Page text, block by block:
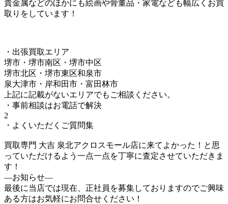
貴金属などのほかにも絵画や骨董品・家電なども幅広くお買
取りをしています！
・出張買取エリア
堺市・堺市南区・堺市中区
堺市北区・堺市東区和泉市
泉大津市・岸和田市・富田林市
上記に記載がないエリアでもご相談ください。
・事前相談はお電話で解決
2
・よくいただくご質問集
買取専門 大吉 泉北アクロスモール店に来てよかった！と思
っていただけるよう一点一点を丁寧に査定させていただきま
す！
—お知らせ—
最後に当店では現在、正社員を募集しておりますのでご興味
ある方はお気軽にお問合せください！